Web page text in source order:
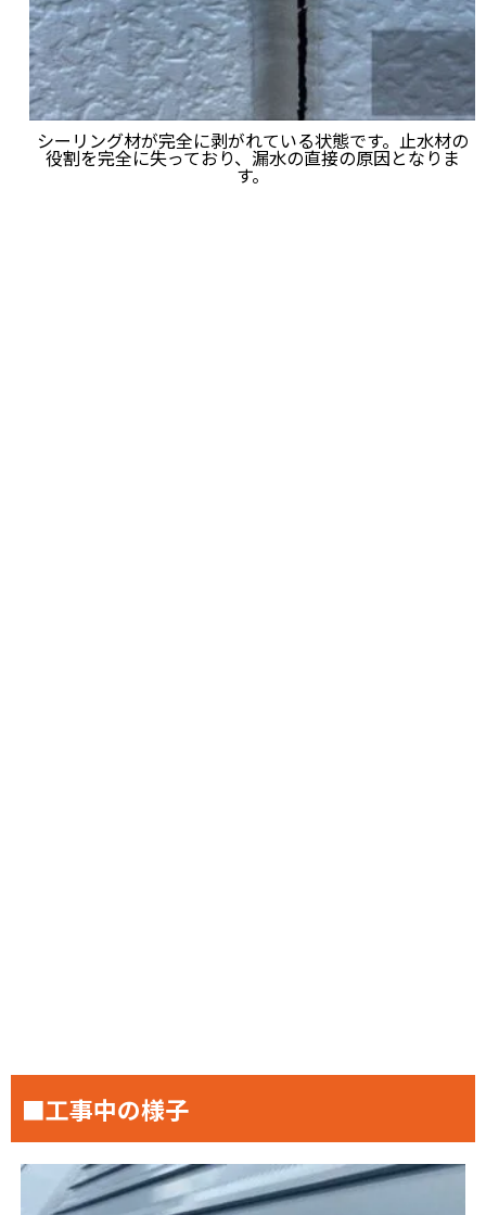
シーリング材が完全に剥がれている状態です。止水材の
役割を完全に失っており、漏水の直接の原因となりま
す。
■工事中の様子